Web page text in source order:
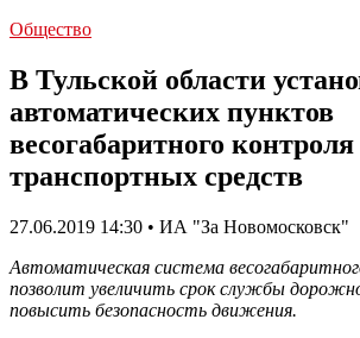
Общество
В Тульской области
автоматических пунктов
весогабаритного
транспортных средств
27.06.2019 14:30 • ИА "За Новомосковск"
Автоматическая система
позволит увеличить срок службы
повысить безопасность движения.